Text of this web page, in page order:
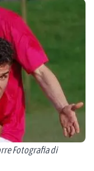
Fotografia di